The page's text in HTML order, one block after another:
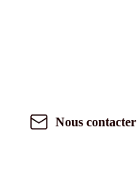
Nous contacter